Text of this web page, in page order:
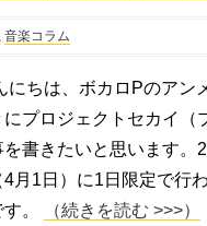
音楽コラム
にちは、ボカロPのアン
プロジェクトセカイ（
書きたいと思います。
4月1日）に1日限定で行
。
（続きを読む >>>）